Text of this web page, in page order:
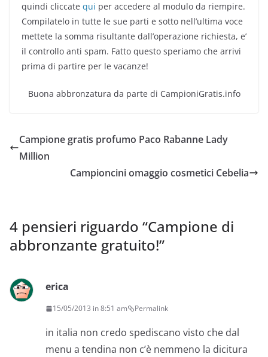
quindi cliccate qui per accedere al modulo da riempire.
Compilatelo in tutte le sue parti e sotto nell’ultima voce
mettete la somma risultante dall’operazione richiesta, e’
il controllo anti spam. Fatto questo speriamo che arrivi
prima di partire per le vacanze!
Buona abbronzatura da parte di CampioniGratis.info
Campione gratis profumo Paco Rabanne Lady
Million
Campioncini omaggio cosmetici Cebelia
4 pensieri riguardo “Campione di
abbronzante gratuito!”
erica
15/05/2013 in 8:51 am Permalink
in italia non credo spediscano visto che dal
menu a tendina non c’è nemmeno la dicitura